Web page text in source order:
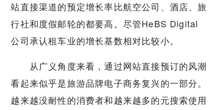
站直接渠道的预定增长率比航空公司、酒店、旅
行社和度假邮轮的都要高。尽管HeBS Digital
公司承认租车业的增长基数相对比较小。
从广义角度来看，通过网站直接预订的风潮
看起来似乎是旅游品牌电子商务复兴的一部分。
越来越没耐性的消费者和越来越多的元搜索使用